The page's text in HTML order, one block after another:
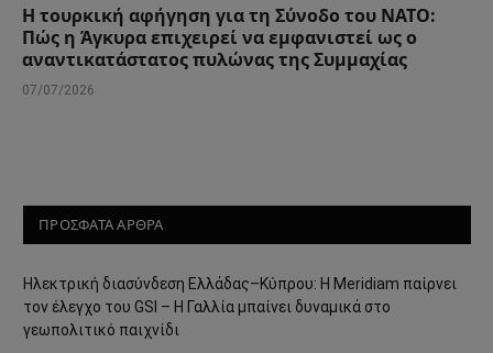
Η τουρκική αφήγηση για τη Σύνοδο του ΝΑΤΟ:
Πώς η Άγκυρα επιχειρεί να εμφανιστεί ως ο
αναντικατάστατος πυλώνας της Συμμαχίας
07/07/2026
ΠΡΟΣΦΑΤΑ ΑΡΘΡΑ
Ηλεκτρική διασύνδεση Ελλάδας–Κύπρου: Η Meridiam παίρνει
τον έλεγχο του GSI – Η Γαλλία μπαίνει δυναμικά στο
γεωπολιτικό παιχνίδι